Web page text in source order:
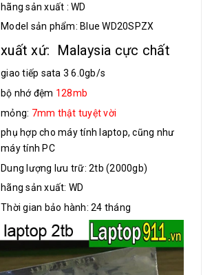
hãng sản xuất : WD
Model sản phẩm: Blue WD20SPZX
xuất xứ: Malaysia cực chất
giao tiếp sata 3 6.0gb/s
bộ nhớ đệm 128mb
mỏng: 7mm thật tuyệt vời
phụ hợp cho máy tính laptop, cũng như
máy tính PC
Dung lượng lưu trữ: 2tb (2000gb)
hãng sản xuất: WD
Thời gian bảo hành: 24 tháng